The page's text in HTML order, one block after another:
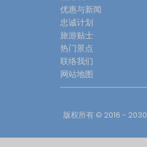
优惠与新闻
忠诚计划
旅游贴士
热门景点
联络我们
网站地图
版权所有 © 2016 - 2030